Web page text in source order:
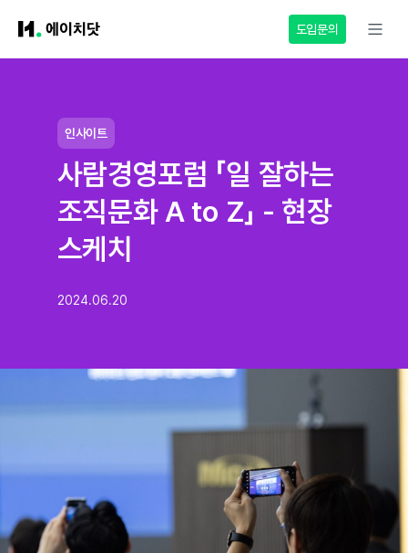
도입문의
인사이트
사람경영포럼 「일 잘하는
조직문화 A to Z」 - 현장
스케치
2024.06.20